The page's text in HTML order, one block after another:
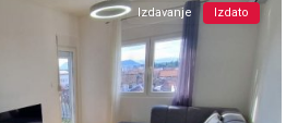
Izdavanje Izdato